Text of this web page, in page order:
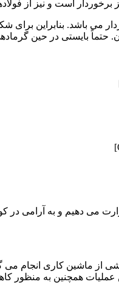
برخوردار است و نیز از
حتماً بایستی در حین
عملیات همچنین به منظور